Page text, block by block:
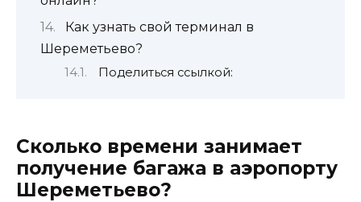
Как узнать свой терминал в
Шереметьево?
Поделиться ссылкой:
Сколько времени занимает
получение багажа в аэропорту
Шереметьево?